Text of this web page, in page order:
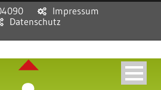
Impressum
Datenschutz